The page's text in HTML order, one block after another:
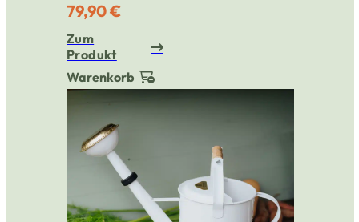
79,90 €
Zum
Produkt
Warenkorb